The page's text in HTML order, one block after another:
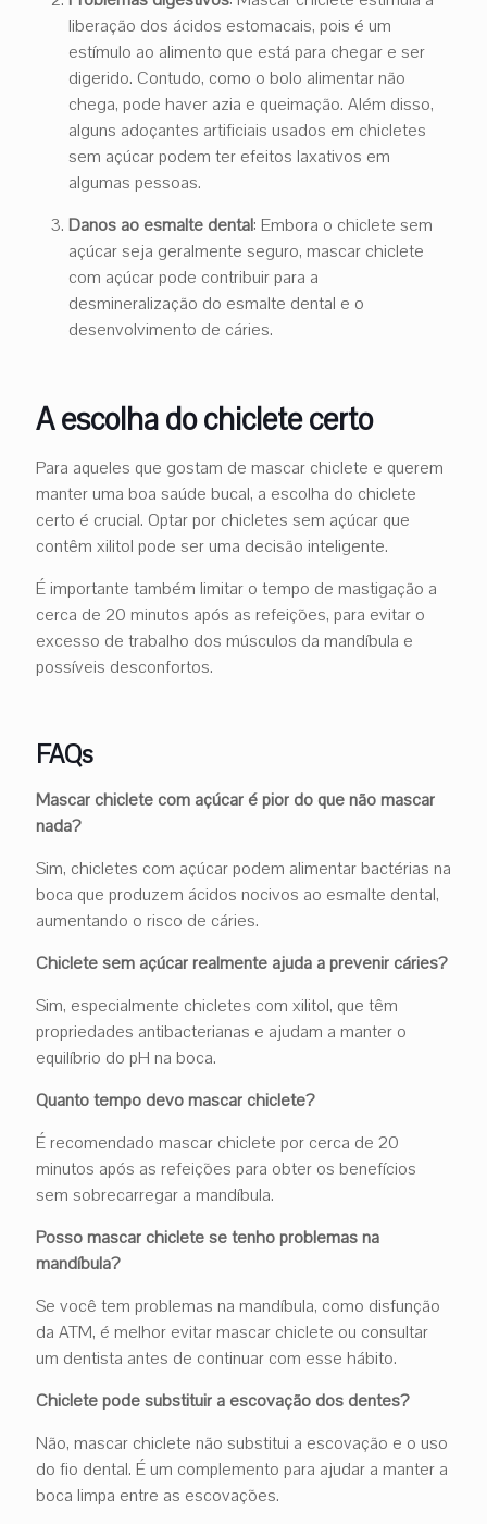
liberação dos ácidos estomacais, pois é um
estímulo ao alimento que está para chegar e ser
digerido. Contudo, como o bolo alimentar não
chega, pode haver azia e queimação. Além disso,
alguns adoçantes artificiais usados em chicletes
sem açúcar podem ter efeitos laxativos em
algumas pessoas.
Danos ao esmalte dental: Embora o chiclete sem
açúcar seja geralmente seguro, mascar chiclete
com açúcar pode contribuir para a
desmineralização do esmalte dental e o
desenvolvimento de cáries.
A escolha do chiclete certo
Para aqueles que gostam de mascar chiclete e querem
manter uma boa saúde bucal, a escolha do chiclete
certo é crucial. Optar por chicletes sem açúcar que
contêm xilitol pode ser uma decisão inteligente.
É importante também limitar o tempo de mastigação a
cerca de 20 minutos após as refeições, para evitar o
excesso de trabalho dos músculos da mandíbula e
possíveis desconfortos.
FAQs
Mascar chiclete com açúcar é pior do que não mascar
nada?
Sim, chicletes com açúcar podem alimentar bactérias na
boca que produzem ácidos nocivos ao esmalte dental,
aumentando o risco de cáries.
Chiclete sem açúcar realmente ajuda a prevenir cáries?
Sim, especialmente chicletes com xilitol, que têm
propriedades antibacterianas e ajudam a manter o
equilíbrio do pH na boca.
Quanto tempo devo mascar chiclete?
É recomendado mascar chiclete por cerca de 20
minutos após as refeições para obter os benefícios
sem sobrecarregar a mandíbula.
Posso mascar chiclete se tenho problemas na
mandíbula?
Se você tem problemas na mandíbula, como disfunção
da ATM, é melhor evitar mascar chiclete ou consultar
um dentista antes de continuar com esse hábito.
Chiclete pode substituir a escovação dos dentes?
Não, mascar chiclete não substitui a escovação e o uso
do fio dental. É um complemento para ajudar a manter a
boca limpa entre as escovações.